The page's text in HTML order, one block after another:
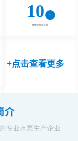
10
项荣誉资质及证书
+点击查看更多